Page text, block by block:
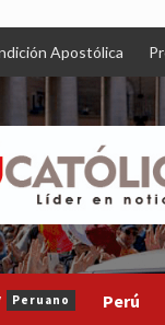
Apostólica
Peruano Perú